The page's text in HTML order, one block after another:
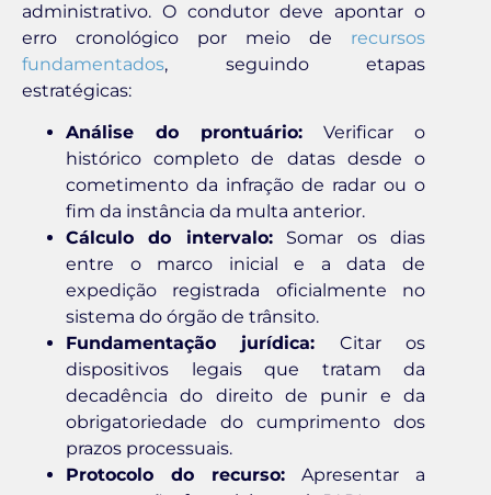
administrativo. O condutor deve apontar o
erro cronológico por meio de recursos
fundamentados, seguindo etapas
estratégicas:
Análise do prontuário: Verificar o
histórico completo de datas desde o
cometimento da infração de radar ou o
fim da instância da multa anterior.
Cálculo do intervalo:Somar os dias
entre o marco inicial e a data de
expedição registrada oficialmente no
sistema do órgão de trânsito.
Fundamentação jurídica: Citar os
dispositivos legais que tratam da
decadência do direito de punir e da
obrigatoriedade do cumprimento dos
prazos processuais.
Protocolo do recurso: Apresentar a